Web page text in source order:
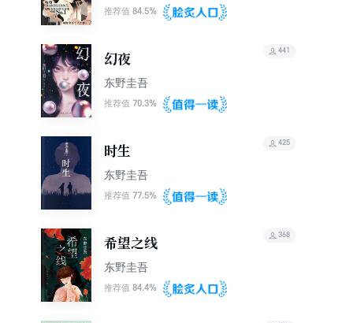
推荐值 84.5%
幻夜
东野圭吾
推荐值 70.3%
441
时生
东野圭吾
推荐值 77.5%
425
希望之线
东野圭吾
推荐值 84.4%
368